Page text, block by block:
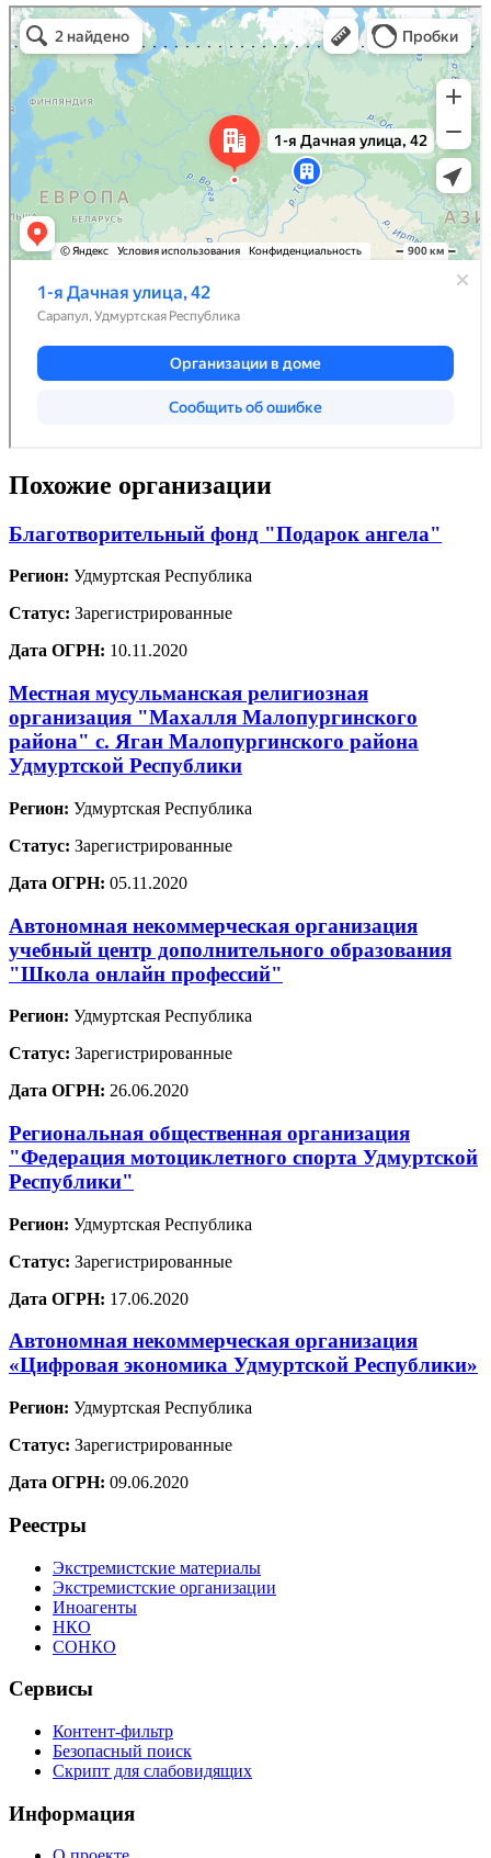
Похожие организации
Благотворительный фонд "Подарок ангела"
Регион: Удмуртская Республика
Статус: Зарегистрированные
Дата ОГРН: 10.11.2020
Местная мусульманская религиозная
организация "Махалля Малопургинского
района" с. Яган Малопургинского района
Удмуртской Республики
Регион: Удмуртская Республика
Статус: Зарегистрированные
Дата ОГРН: 05.11.2020
Автономная некоммерческая организация
учебный центр дополнительного образования
"Школа онлайн профессий"
Регион: Удмуртская Республика
Статус: Зарегистрированные
Дата ОГРН: 26.06.2020
Региональная общественная организация
"Федерация мотоциклетного спорта Удмуртской
Республики"
Регион: Удмуртская Республика
Статус: Зарегистрированные
Дата ОГРН: 17.06.2020
Автономная некоммерческая организация
«Цифровая экономика Удмуртской Республики»
Регион: Удмуртская Республика
Статус: Зарегистрированные
Дата ОГРН: 09.06.2020
Реестры
Экстремистские материалы
Экстремистские организации
Иноагенты
НКО
СОНКО
Сервисы
Контент-фильтр
Безопасный поиск
Скрипт для слабовидящих
Информация